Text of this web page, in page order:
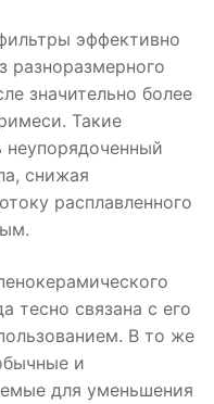
эффективно
разноразмерного
значительно более
Такие
снижая
расплавленного
тесно связана с его
В то же
и
для уменьшения